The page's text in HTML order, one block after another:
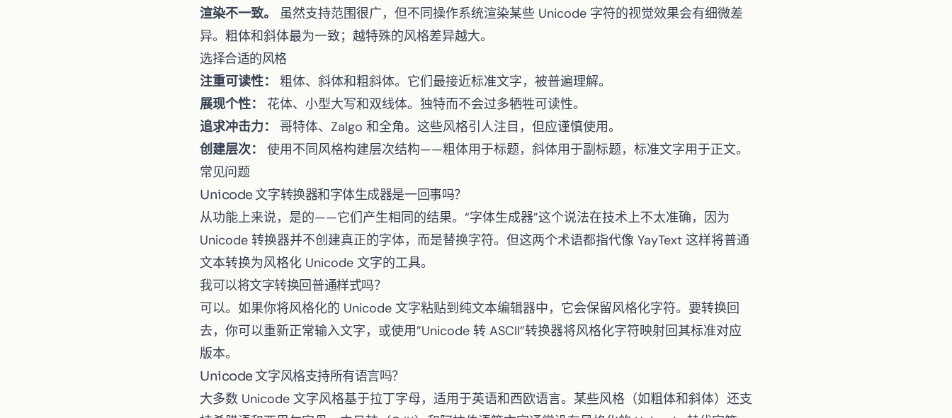
渲染不一致。
虽然支持范围很广，但不同操作系统渲染某些 Unicode 字符的视觉效果会有细微差
异。粗体和斜体最为一致；越特殊的风格差异越大。
选择合适的风格
注重可读性：
粗体、斜体和粗斜体。它们最接近标准文字，被普遍理解。
展现个性：
花体、小型大写和双线体。独特而不会过多牺牲可读性。
追求冲击力：
哥特体、Zalgo 和全角。这些风格引人注目，但应谨慎使用。
创建层次：
使用不同风格构建层次结构——粗体用于标题，斜体用于副标题，标准文字用于正文。
常见问题
Unicode 文字转换器和字体生成器是一回事吗？
从功能上来说，是的——它们产生相同的结果。“字体生成器”这个说法在技术上不太准确，因为
Unicode 转换器并不创建真正的字体，而是替换字符。但这两个术语都指代像 YayText 这样将普通
文本转换为风格化 Unicode 文字的工具。
我可以将文字转换回普通样式吗？
可以。如果你将风格化的 Unicode 文字粘贴到纯文本编辑器中，它会保留风格化字符。要转换回
去，你可以重新正常输入文字，或使用”Unicode 转 ASCII”转换器将风格化字符映射回其标准对应
版本。
Unicode 文字风格支持所有语言吗？
大多数 Unicode 文字风格基于拉丁字母，适用于英语和西欧语言。某些风格（如粗体和斜体）还支